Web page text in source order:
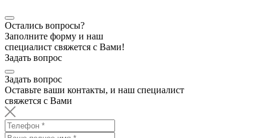
Остались вопросы?
Заполните форму и наш
специалист свяжется с Вами!
Задать вопрос
Задать вопрос
Оставьте ваши контакты, и наш специалист
свяжется с Вами